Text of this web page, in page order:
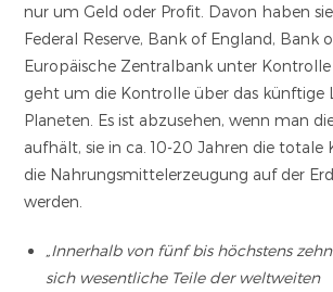
nur um Geld oder Profit. Davon haben
Federal Reserve, Bank of England, Bank
Europäische Zentralbank unter Kontrolle
geht um die Kontrolle über das künftige
Planeten. Es ist abzusehen, wenn man
aufhält, sie in ca. 10-20 Jahren die totale
die Nahrungsmittelerzeugung auf der
werden.
„Innerhalb von fünf bis höchstens
sich wesentliche Teile der weltweiten